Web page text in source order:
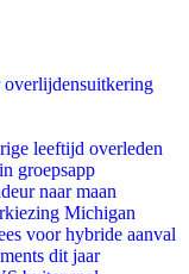
leeftijd overleden
groepsapp
naar maan
Michigan
voor hybride aanval
dit jaar